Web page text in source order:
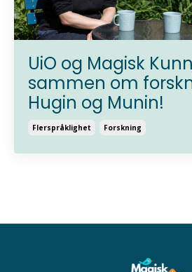
UiO og Magisk
sammen om
Hugin og Munin!
Flerspråklighet Forskning